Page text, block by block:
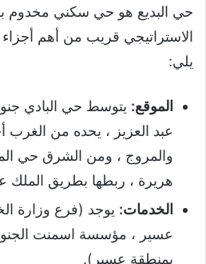
حي البديع هو حي سكني مخدوم
الاستراتيجي قريب من أهم أجزاء
يلي:
الموقع: يتوسط حي البادي
عبد العزيز ، يحده من الغرب
والمروج ، ومن الشرق حي
هريرة ، ربطها بطريق الملك
الخدمات: يوجد (فرع وزارة
عسير ، مؤسسة اسمنت
بمنطقة عسير).